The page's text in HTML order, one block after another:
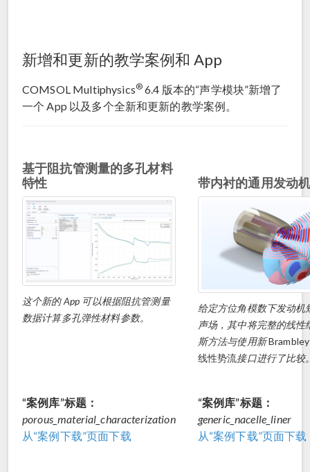
新增和更新的教学案例和 App
COMSOL Multiphysics® 6.4 版本的“声学模块”新增了
一个 App 以及多个全新和更新的教学案例。
基于阻抗管测量的多孔材料
特性
这个新的 App 可以根据阻抗管测量
数据计算多孔弹性材料参数。
“案例库”标题：
porous_material_characterization
从“案例下载”页面下载
带内衬的通用发动
给定方位角模数下发动机
声场，其中将完整的线性
斯方法与使用新Brambley
线性势流接口进行了比较
“案例库”标题：
generic_nacelle_liner
从“案例下载”页面下载